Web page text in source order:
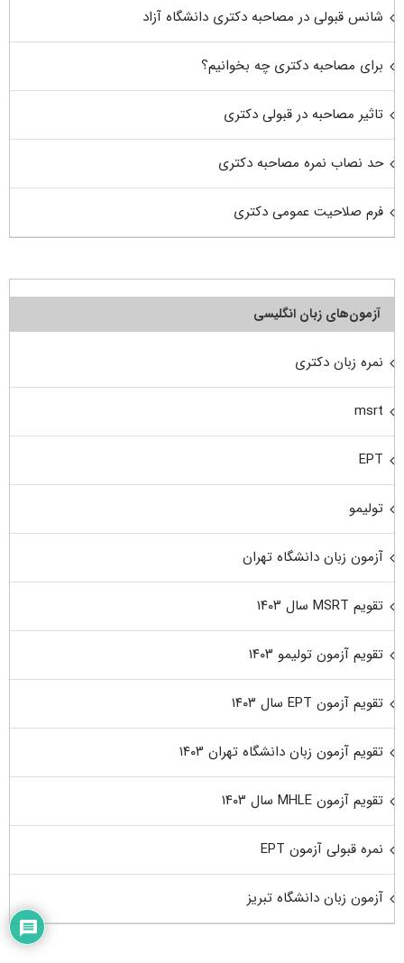
شانس قبولی در مصاحبه دکتری دانشگاه آزاد
برای مصاحبه دکتری چه بخوانیم؟
تاثیر مصاحبه در قبولی دکتری
حد نصاب نمره مصاحبه دکتری
فرم صلاحیت عمومی دکتری
آزمون‌های زبان انگلیسی
نمره زبان دکتری
msrt
EPT
تولیمو
آزمون زبان دانشگاه تهران
تقویم MSRT سال ۱۴۰۳
تقویم آزمون تولیمو ۱۴۰۳
تقویم آزمون EPT سال ۱۴۰۳
تقویم آزمون زبان دانشگاه تهران ۱۴۰۳
تقویم آزمون MHLE سال ۱۴۰۳
نمره قبولی آزمون EPT
آزمون زبان دانشگاه تبریز